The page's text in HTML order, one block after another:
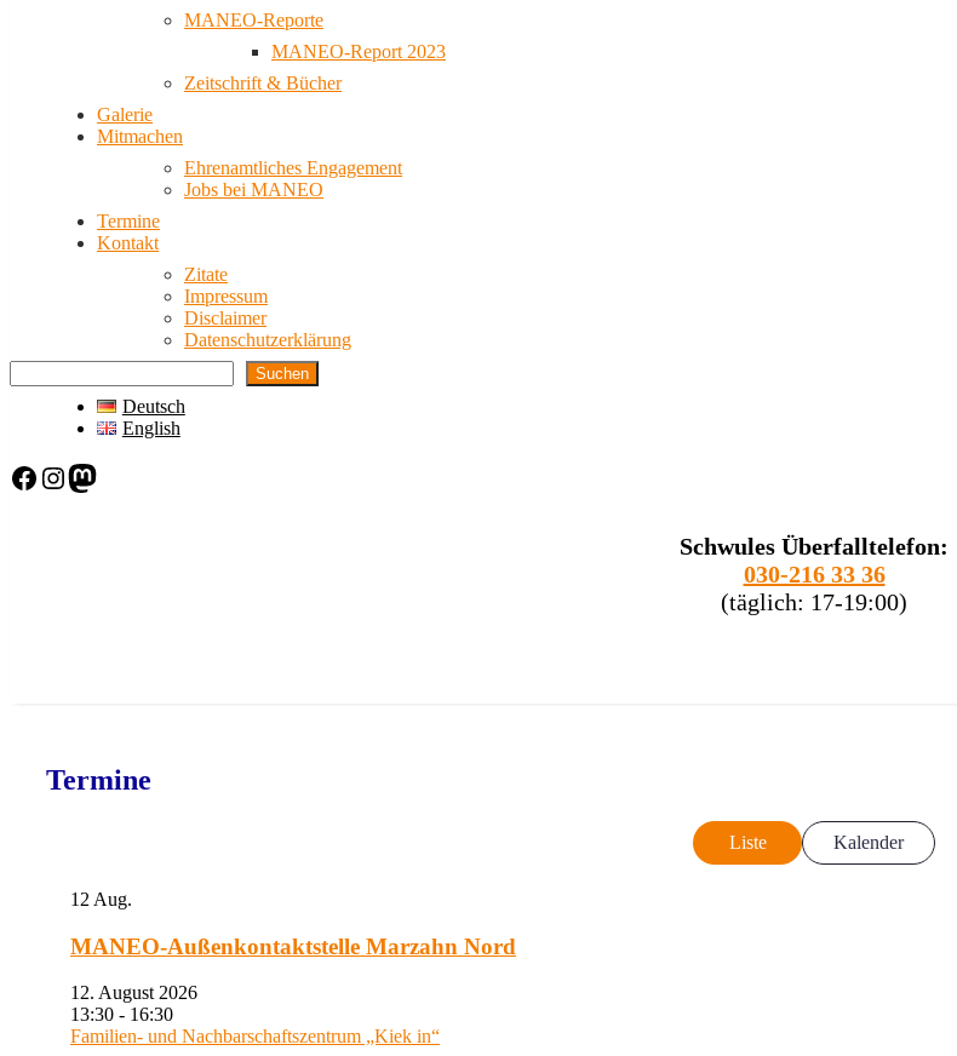
MANEO-Reporte
MANEO-Report 2023
Zeitschrift & Bücher
Galerie
Mitmachen
Ehrenamtliches Engagement
Jobs bei MANEO
Termine
Kontakt
Zitate
Impressum
Disclaimer
Datenschutzerklärung
Suchen
Deutsch
English
Facebook Instagram Mastodon
Schwules Überfalltelefon:
030-216 33 36
(täglich: 17-19:00)
Termine
Liste Kalender
12 Aug.
MANEO-Außenkontaktstelle Marzahn Nord
12. August 2026
13:30 - 16:30
Familien- und Nachbarschaftszentrum „Kiek in“